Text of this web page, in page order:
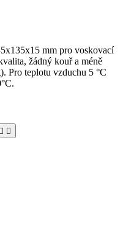
mm pro voskovací
žádný kouř a méně
Pro teplotu vzduchu 5 °C
 